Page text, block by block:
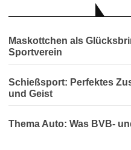
Maskottchen als
Sportverein
Schießsport: Perfektes
und Geist
Thema Auto: Was BVB-